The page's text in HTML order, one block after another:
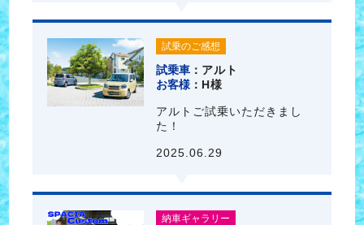
試乗のご感想
試乗車
アルト
お客様
H様
アルトご試乗いただきまし
た！
2025.06.29
納車ギャラリー